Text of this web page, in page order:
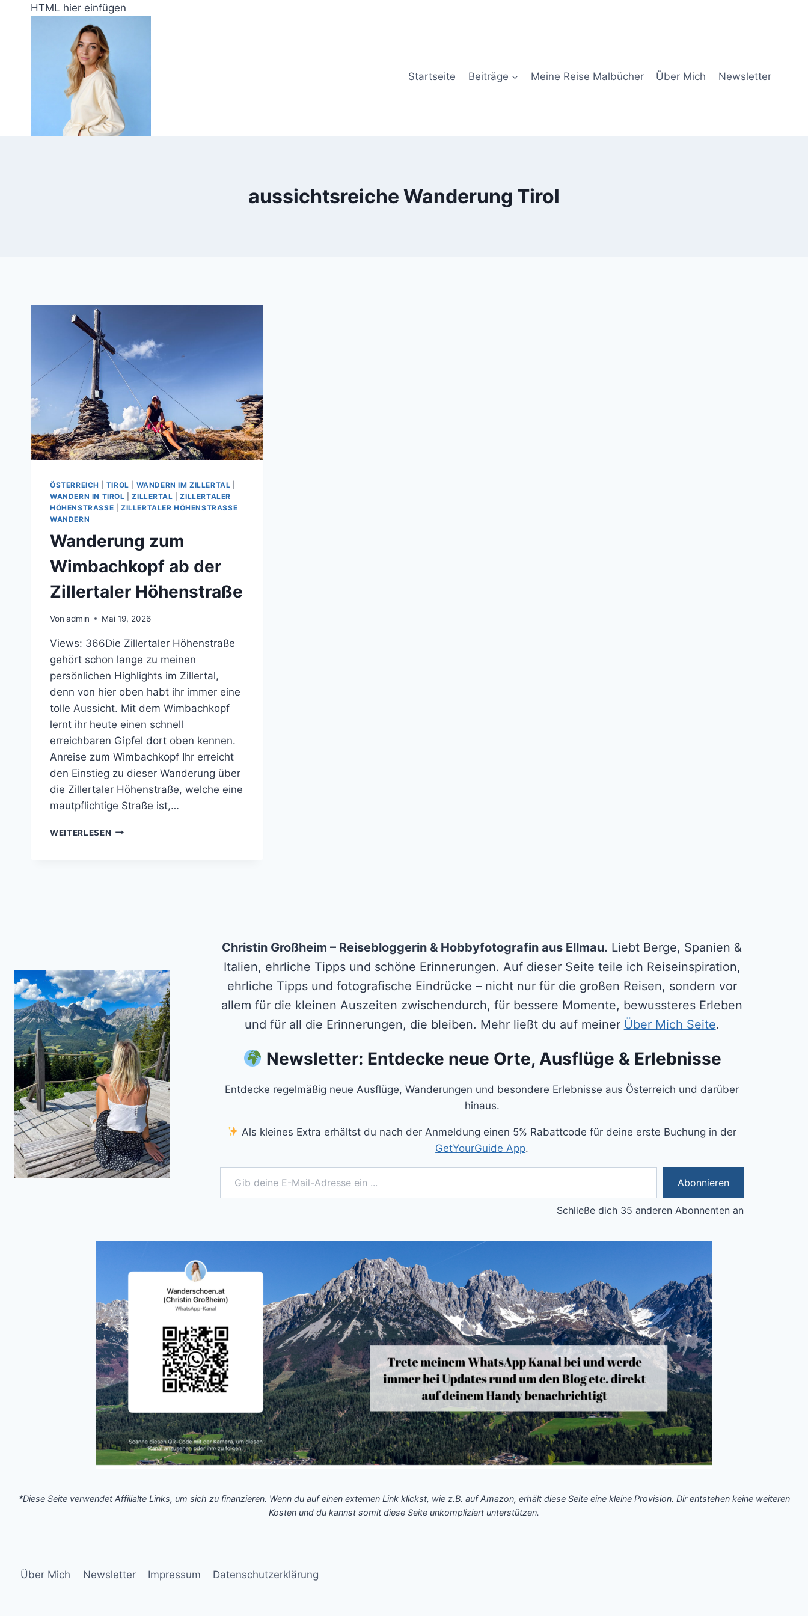
HTML hier einfügen
Startseite Beiträge Meine Reise Malbücher Über Mich Newsletter
aussichtsreiche Wanderung Tirol
ÖSTERREICH TIROL WANDERN IM ZILLERTAL
WANDERN IN TIROL |ZILLERTAL |ZILLERTALER
HÖHENSTRASSE
ZILLERTALER HÖHENSTRASSE W
ANDERN
Wanderung zum
Wimbachkopf ab der
Zillertaler Höhenstraße
Von admin Mai 19, 2026
Views: 366Die Zillertaler Höhenstraße
gehört schon lange zu meinen
persönlichen Highlights im Zillertal,
denn von hier oben habt ihr immer eine
tolle Aussicht. Mit dem Wimbachkopf
lernt ihr heute einen schnell
erreichbaren Gipfel dort oben kennen.
Anreise zum Wimbachkopf Ihr erreicht
den Einstieg zu dieser Wanderung über
die Zillertaler Höhenstraße, welche eine
mautpflichtige Straße ist,…
WEITERLESEN WANDERUNG
Christin Großheim – Reisebloggerin & Hobbyfotografin aus Ellmau. Liebt Berge, Spanien &
Italien, ehrliche Tipps und schöne Erinnerungen. Auf dieser Seite teile ich Reiseinspiration,
ehrliche Tipps und fotografische Eindrücke – nicht nur für die großen Reisen, sondern vor
allem für die kleinen Auszeiten zwischendurch, für bessere Momente, bewussteres Erleben
und für all die Erinnerungen, die bleiben. Mehr ließt du auf meiner Über Mich Seite.
Newsletter: Entdecke neue Orte, Ausflüge & Erlebnisse
Entdecke regelmäßig neue Ausflüge, Wanderungen und besondere Erlebnisse aus Österreich und darüber
hinaus.
Als kleines Extra erhältst du nach der Anmeldung einen 5% Rabattcode für deine erste Buchung in der
GetYourGuide App.
Gib deine E-Mail-Adresse ein ...
Abonnieren
Schließe dich 35 anderen Abonnenten an
*Diese Seite verwendet Affilialte Links, um sich zu finanzieren. Wenn du auf einen externen Link klickst, wie z.B. auf Amazon, erhält diese Seite eine kleine Provision. Dir entstehen keine weiteren
Kosten und du kannst somit diese Seite unkompliziert unterstützen.
Über Mich Newsletter Impressum Datenschutzerklärung